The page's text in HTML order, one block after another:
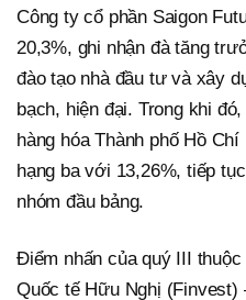
Công ty cổ phần Saigon
20,3%, ghi nhận đà tăng
đào tạo nhà đầu tư và xây
bạch, hiện đại. Trong khi
hàng hóa Thành phố Hồ
hạng ba với 13,26%, tiếp
nhóm đầu bảng.
Điểm nhấn của quý III
Quốc tế Hữu Nghị (Finvest)